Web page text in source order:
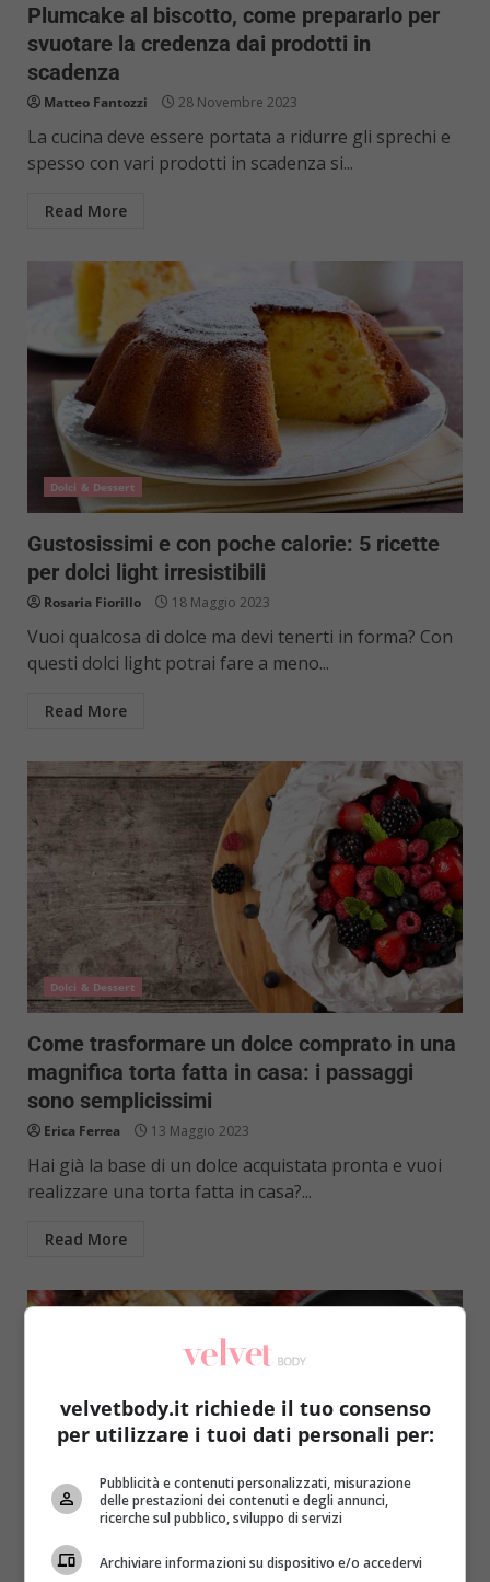
Plumcake al biscotto, come prepararlo per
svuotare la credenza dai prodotti in
scadenza
Matteo Fantozzi 28 Novembre 2023
La cucina deve essere portata a ridurre gli sprechi e
spesso con vari prodotti in scadenza si...
Read More
Dolci & Dessert
Gustosissimi e con poche calorie: 5 ricette
per dolci light irresistibili
Rosaria Fiorillo 18 Maggio 2023
Vuoi qualcosa di dolce ma devi tenerti in forma? Con
questi dolci light potrai fare a meno...
Read More
Dolci & Dessert
Come trasformare un dolce comprato in una
magnifica torta fatta in casa: i passaggi
sono semplicissimi
Erica Ferrea 13 Maggio 2023
Hai già la base di un dolce acquistata pronta e vuoi
realizzare una torta fatta in casa?...
Read More
Dolci & Dessert
Torta di mele (ricetta velocissima): si
velvetbody.it richiede il tuo consenso
per utilizzare i tuoi dati personali per:
Pubblicità e contenuti personalizzati, misurazione
delle prestazioni dei contenuti e degli annunci,
ricerche sul pubblico, sviluppo di servizi
Archiviare informazioni su dispositivo e/o accedervi